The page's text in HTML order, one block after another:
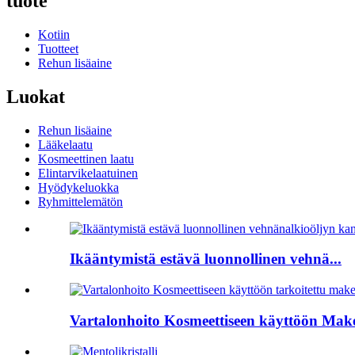
Kotiin
Tuotteet
Rehun lisäaine
Luokat
Rehun lisäaine
Lääkelaatu
Kosmeettinen laatu
Elintarvikelaatuinen
Hyödykeluokka
Ryhmittelemätön
Ikääntymistä estävä luonnollinen vehnä...
Vartalonhoito Kosmeettiseen käyttöön